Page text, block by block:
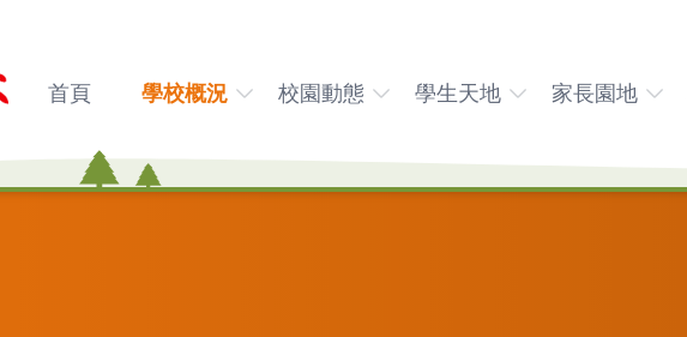
首頁 學校概況 校園動態 學生天地 家長園地